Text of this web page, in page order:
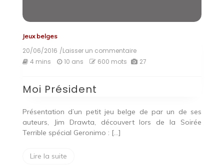
Jeux belges
20/06/2016 /Laisser un commentaireon
Moi
4 mins 10 ans 600 mots 27
Moi Président
Présentation d’un petit jeu belge de par un de ses
auteurs, Jim Drawta, découvert lors de la Soirée
Terrible spécial Geronimo : […]
Lire la suite